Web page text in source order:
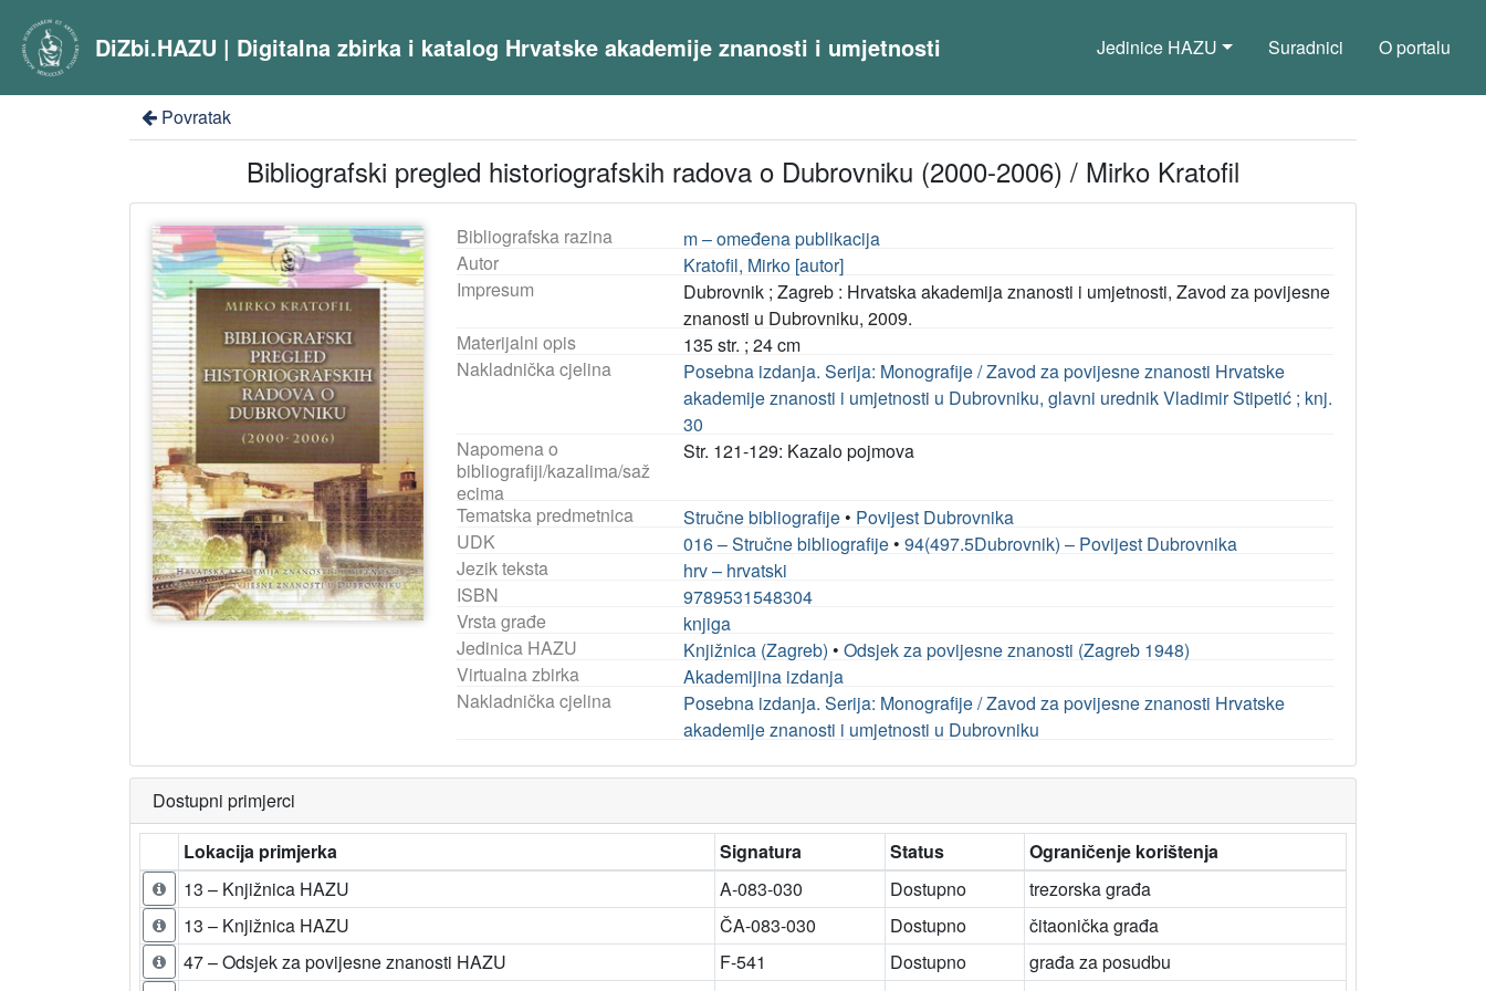
DiZbi.HAZU | Digitalna zbirka i katalog Hrvatske akademije znanosti i umjetnosti Jedinice HAZU Suradnici O portalu
Povratak
Bibliografski pregled historiografskih radova o Dubrovniku (2000-2006) / Mirko Kratofil
Bibliografska razina
m – omeđena publikacija
Autor
Kratofil, Mirko [autor]
Impresum
Dubrovnik ; Zagreb : Hrvatska akademija znanosti i umjetnosti, Zavod za povijesne
znanosti u Dubrovniku, 2009.
Materijalni opis
135 str. ; 24 cm
Nakladnička cjelina
Posebna izdanja. Serija: Monografije / Zavod za povijesne znanosti Hrvatske
akademije znanosti i umjetnosti u Dubrovniku, glavni urednik Vladimir Stipetić ; knj.
30
Napomena o
bibliografiji/kazalima/saž
ecima
Str. 121-129: Kazalo pojmova
Tematska predmetnica Stručne bibliografije • Povijest Dubrovnika
UDK
016 – Stručne bibliografije •94(497.5Dubrovnik) – Povijest Dubrovnika
Jezik teksta
hrv – hrvatski
ISBN
9789531548304
Vrsta građe
knjiga
Jedinica HAZU
Knjižnica (Zagreb) •Odsjek za povijesne znanosti (Zagreb 1948)
Virtualna zbirka
Akademijina izdanja
Nakladnička cjelina
Posebna izdanja. Serija: Monografije / Zavod za povijesne znanosti Hrvatske
akademije znanosti i umjetnosti u Dubrovniku
Dostupni primjerci
Lokacija primjerka
Signatura Status
Ograničenje korištenja
13 – Knjižnica HAZU
A-083-030 Dostupno
trezorska građa
13 – Knjižnica HAZU
ČA-083-030 Dostupno
čitaonička građa
47 – Odsjek za povijesne znanosti HAZU
F-541 Dostupno
građa za posudbu